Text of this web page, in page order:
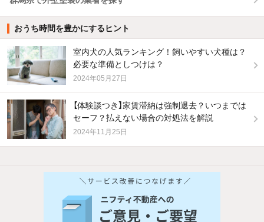
おうち時間を豊かにするヒント
室内犬の人気ランキング！飼いやすい犬種は？
必要な準備としつけは？
2024年05月27日
【体験談つき】家賃滞納は強制退去？いつまでは
セーフ？払えない場合の対処法を解説
2024年11月25日
他の人はこんな条件で絞り込んでいます！
バス・トイレ別 2階以上